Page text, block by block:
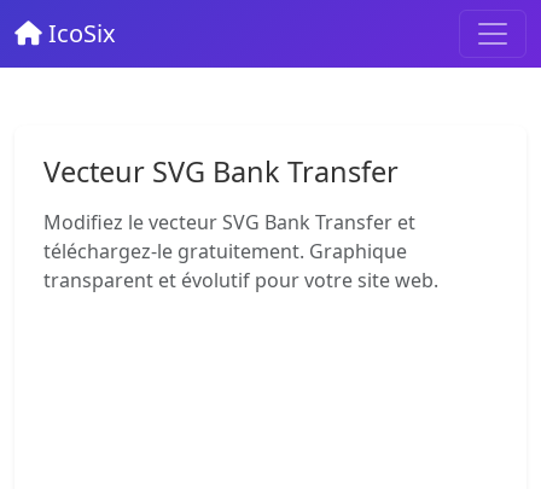
IcoSix
Vecteur SVG Bank Transfer
Modifiez le vecteur SVG Bank Transfer et
téléchargez-le gratuitement. Graphique
transparent et évolutif pour votre site web.